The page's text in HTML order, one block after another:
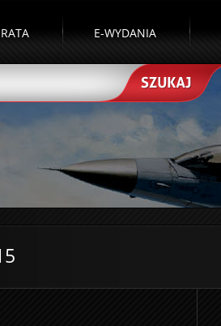
E-WYDANIA